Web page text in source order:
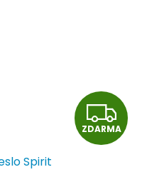
Z
D
ZDARMA
Spirit